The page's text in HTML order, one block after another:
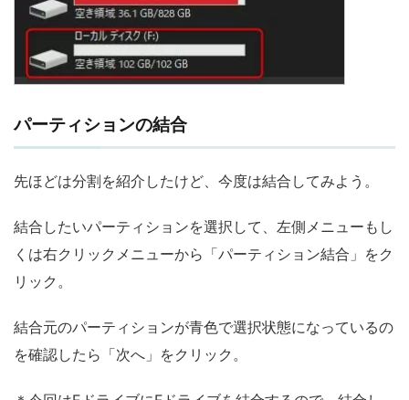
パーティションの結合
先ほどは分割を紹介したけど、今度は結合してみよう。
結合したいパーティションを選択して、左側メニューもし
くは右クリックメニューから「パーティション結合」をク
リック。
結合元のパーティションが青色で選択状態になっているの
を確認したら「次へ」をクリック。